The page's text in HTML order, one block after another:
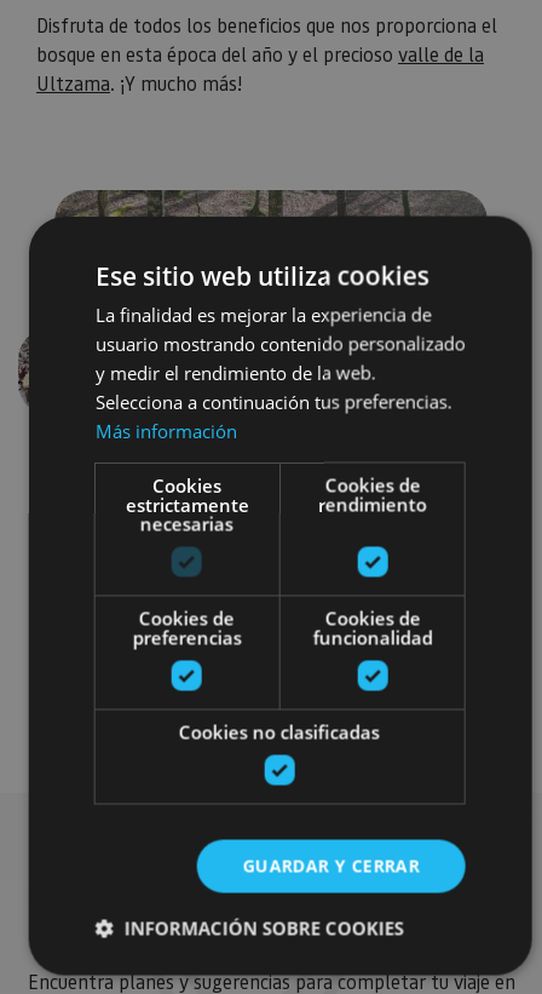
Disfruta de todos los beneficios que nos proporciona el
bosque en esta época del año y el precioso valle de la
Ultzama. ¡Y mucho más!
Anterior
Gastronomía
Senderismo y montaña
Visitas guiadas
Busca más planes
Encuentra planes y sugerencias para completar tu viaje en
Ese sitio web utiliza cookies
La finalidad es mejorar la experiencia de
usuario mostrando contenido personalizado
y medir el rendimiento de la web.
Selecciona a continuación tus preferencias.
Más información
Cookies
estrictamente
necesarias
Cookies de
rendimiento
Cookies de
preferencias
Cookies de
funcionalidad
Cookies no clasificadas
GUARDAR Y CERRAR
INFORMACIÓN SOBRE COOKIES